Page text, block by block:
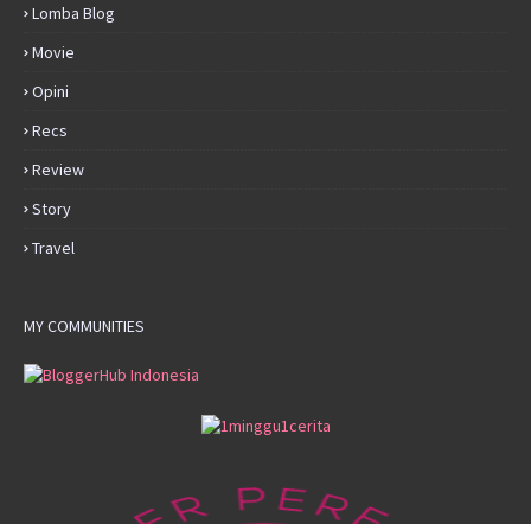
Lomba Blog
Movie
Opini
Recs
Review
Story
Travel
MY COMMUNITIES